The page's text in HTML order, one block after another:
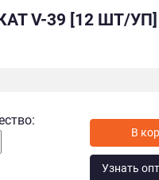
V-39 [12 ШТ/УП]
Узнать